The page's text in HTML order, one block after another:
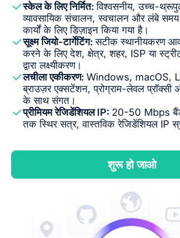
स्केल के लिए निर्मित:विश्वसनीय, उच्च-
व्यावसायिक संचालन, स्वचालन और लंबे
कार्यों के लिए डिज़ाइन किया गया है।
सूक्ष्म जियो-टार्गेटिंग:सटीक स्थानीयकरण
करने के लिए देश, क्षेत्र, शहर, ISP या
द्वारा लक्ष्यीकरण।
लचीला एकीकरण:Windows, macOS,
ब्राउज़र एक्सटेंशन, प्रोग्राम-लेवल प्रॉक्सी
के साथ संगत।
प्रीमियम रेजिडेंशियल IP: 20-50 Mbps
तक स्थिर सत्र, वास्तविक रेजिडेंशियल IP
शुरू हो जाओ